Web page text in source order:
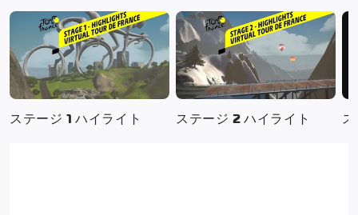
ステージ 1 ハイライト ステージ 2 ハイライト